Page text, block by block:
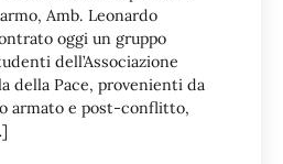
Amb. Leonardo
oggi un gruppo
dell’Associazione
della Pace, provenienti da
armato e post-conflitto,